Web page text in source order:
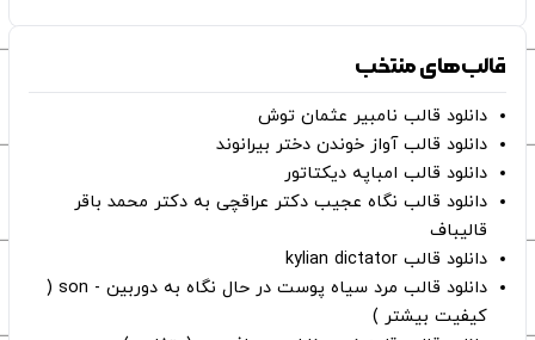
قالب‌های منتخب
دانلود قالب نامبیر عثمان ‌توش
دانلود قالب آواز خوندن دختر بیرانوند
دانلود قالب امباپه دیکتاتور
دانلود قالب نگاه عجیب دکتر عراقچی به دکتر محمد باقر
قالیباف
دانلود قالب kylian dictator
دانلود قالب مرد سیاه پوست در حال نگاه به دوربین - son (
کیفیت بیشتر )